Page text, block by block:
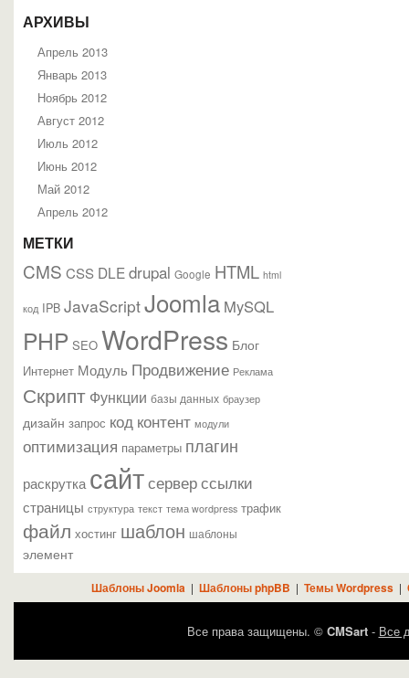
АРХИВЫ
Апрель 2013
Январь 2013
Ноябрь 2012
Август 2012
Июль 2012
Июнь 2012
Май 2012
Апрель 2012
МЕТКИ
CMS CSS DLEdrupal Google HTML html
код IPB JavaScriptJoomla MySQL
PHP SEO WordPress Блог
Интернет Модуль Продвижение Реклама
Скрипт Функции базы данных браузер
дизайн запрос код контент модули
оптимизация параметры плагин
раскрутка сайтсерверссылки
страницы структура текст тема wordpress трафик
файл хостинг шаблон шаблоны
элемент
Шаблоны Joomla | Шаблоны phpBB | Темы Wordpress|
Все права защищены. © CMSart- Все